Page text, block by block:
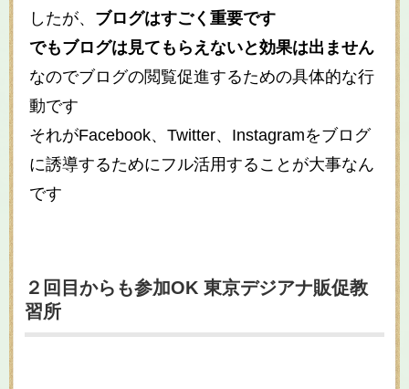
したが、 ブログはすごく重要です
でもブログは見てもらえないと効果は出ません
なのでブログの閲覧促進するための具体的な行
動です
それがFacebook、Twitter、Instagramをブログ
に誘導するためにフル活用することが大事なん
です
２回目からも参加OK 東京デジアナ販促教
習所